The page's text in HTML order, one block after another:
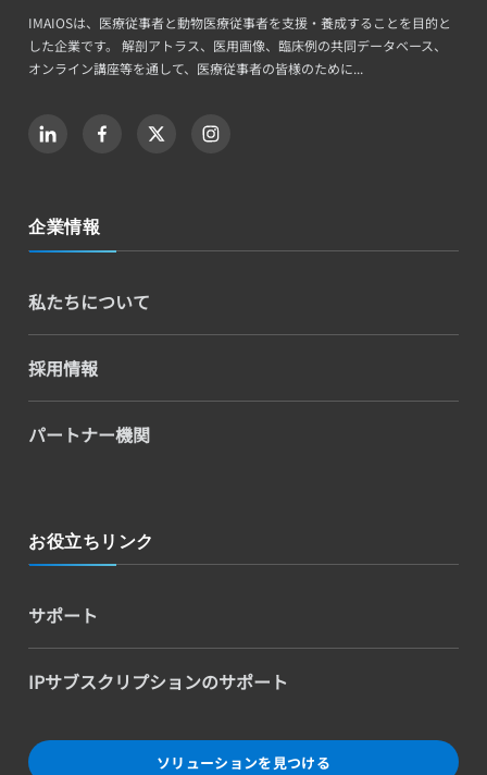
IMAIOSは、医療従事者と動物医療従事者を支援・養成することを目的と
した企業です。 解剖アトラス、医用画像、臨床例の共同データベース、
オンライン講座等を通して、医療従事者の皆様のために...
企業情報
私たちについて
採用情報
パートナー機関
お役立ちリンク
サポート
IPサブスクリプションのサポート
ソリューションを見つける